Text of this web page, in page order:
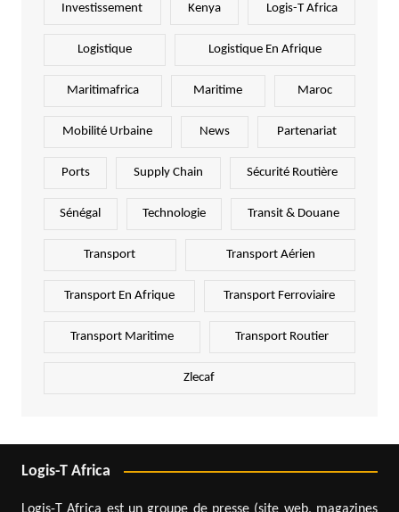
Investissement Kenya Logis-T Africa
Logistique Logistique En Afrique
Maritimafrica Maritime Maroc
Mobilité Urbaine News Partenariat
Ports Supply Chain Sécurité Routière
Sénégal Technologie Transit & Douane
Transport Transport Aérien
Transport En Afrique Transport Ferroviaire
Transport Maritime Transport Routier
Zlecaf
Logis-T Africa